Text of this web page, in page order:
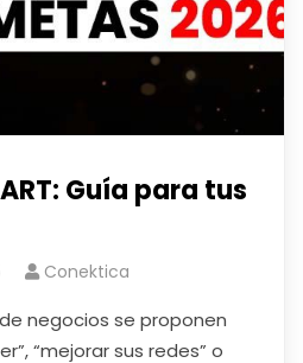
Guía para tus
Conektica
negocios se proponen
“mejorar sus redes” o